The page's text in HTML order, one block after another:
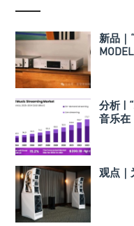
新品｜
分析 |
音乐在
观点｜